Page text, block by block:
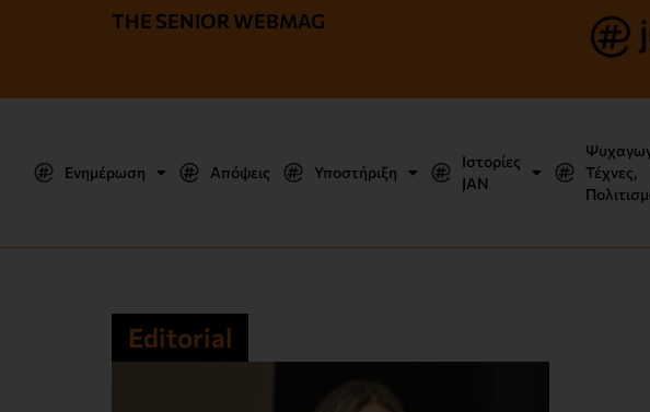
THE SENIOR WEBMAG
Ενημέρωση Απόψεις Υποστήριξη
Ιστορίες
JΑΝ
Τέχνες,
Editorial